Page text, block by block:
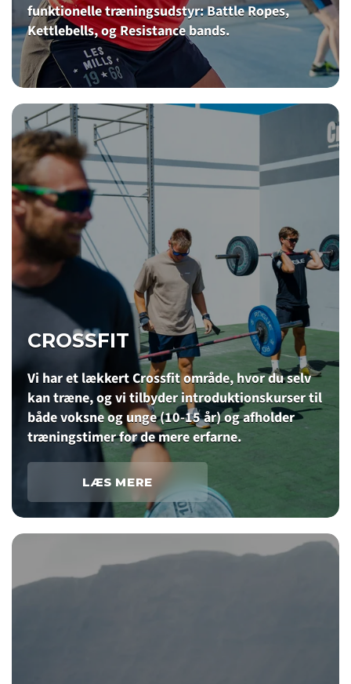
funktionelle træningsudstyr: Battle Ropes,
Kettlebells, og Resistance bands.
CROSSFIT
Vi har et lækkert Crossfit område, hvor du selv
kan træne, og vi tilbyder introduktionskurser til
både voksne og unge (10-15 år) og afholder
træningstimer for de mere erfarne.
LÆS MERE